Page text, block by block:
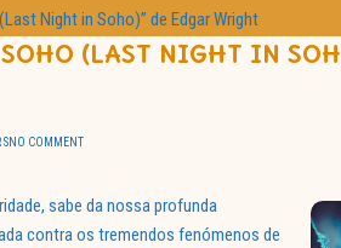
Night in Soho)” de Edgar Wright
(LAST NIGHT IN
SNO COMMENT
sabe da nossa profunda
contra os tremendos fenómenos de